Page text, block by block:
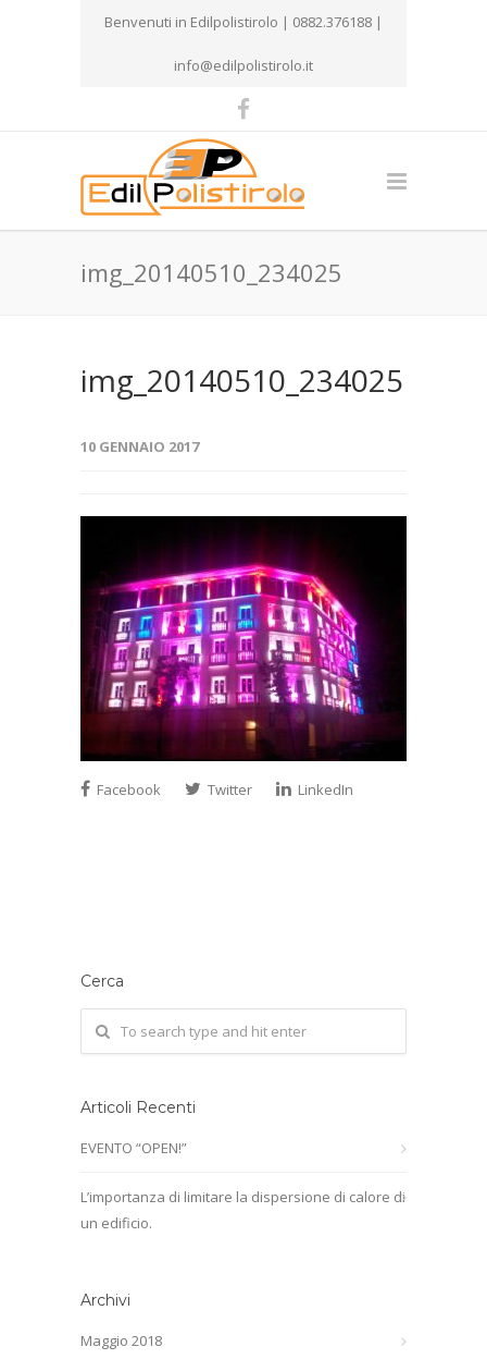
Benvenuti in Edilpolistirolo | 0882.376188 |
info@edilpolistirolo.it
img_20140510_234025
img_20140510_234025
10 GENNAIO 2017
Facebook Twitter LinkedIn
Cerca
Articoli Recenti
EVENTO “OPEN!”
L’importanza di limitare la dispersione di calore di
un edificio.
Archivi
Maggio 2018